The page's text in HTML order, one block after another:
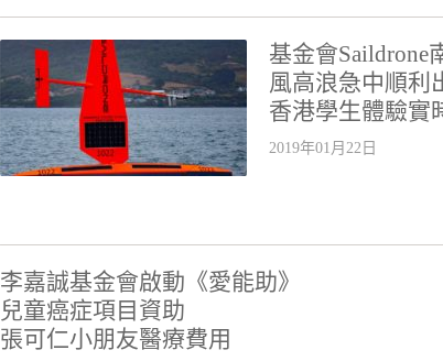
基金會Saildrone
風高浪急中順利
香港學生體驗實
2019年01月22日
李嘉誠基金會啟動《愛能助》
兒童癌症項目資助
張可仁小朋友醫療費用